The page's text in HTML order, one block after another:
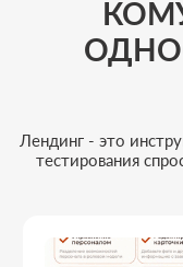
Экспертам и
сервисным и